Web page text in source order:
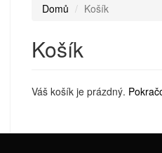
Domů Košík
Košík
Váš košík je prázdný.